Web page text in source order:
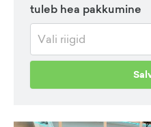
tuleb hea pakkumine
Vali riigid